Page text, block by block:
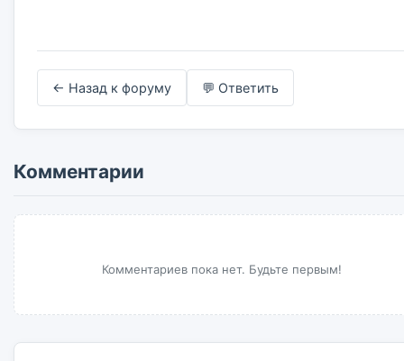
← Назад к форуму 💬 Ответить
Комментарии
Комментариев пока нет. Будьте первым!